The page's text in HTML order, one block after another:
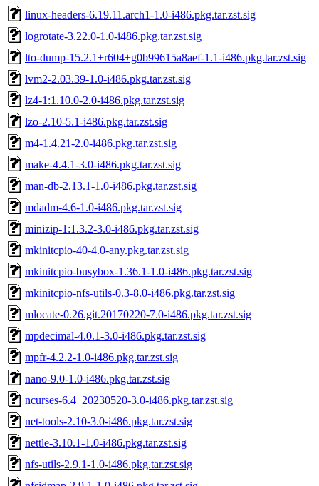
linux-headers-6.19.11.arch1-1.0-i486.pkg.tar.zst.sig
logrotate-3.22.0-1.0-i486.pkg.tar.zst.sig
lto-dump-15.2.1+r604+g0b99615a8aef-1.1-i486.pkg.tar.zst.sig
lvm2-2.03.39-1.0-i486.pkg.tar.zst.sig
lz4-1:1.10.0-2.0-i486.pkg.tar.zst.sig
lzo-2.10-5.1-i486.pkg.tar.zst.sig
m4-1.4.21-2.0-i486.pkg.tar.zst.sig
make-4.4.1-3.0-i486.pkg.tar.zst.sig
man-db-2.13.1-1.0-i486.pkg.tar.zst.sig
mdadm-4.6-1.0-i486.pkg.tar.zst.sig
minizip-1:1.3.2-3.0-i486.pkg.tar.zst.sig
mkinitcpio-40-4.0-any.pkg.tar.zst.sig
mkinitcpio-busybox-1.36.1-1.0-i486.pkg.tar.zst.sig
mkinitcpio-nfs-utils-0.3-8.0-i486.pkg.tar.zst.sig
mlocate-0.26.git.20170220-7.0-i486.pkg.tar.zst.sig
mpdecimal-4.0.1-3.0-i486.pkg.tar.zst.sig
mpfr-4.2.2-1.0-i486.pkg.tar.zst.sig
nano-9.0-1.0-i486.pkg.tar.zst.sig
ncurses-6.4_20230520-3.0-i486.pkg.tar.zst.sig
net-tools-2.10-3.0-i486.pkg.tar.zst.sig
nettle-3.10.1-1.0-i486.pkg.tar.zst.sig
nfs-utils-2.9.1-1.0-i486.pkg.tar.zst.sig